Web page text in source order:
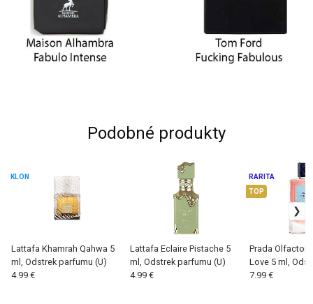
Podobné produkty
Lattafa Khamrah Qahwa 5
ml, Odstrek parfumu (U)
KLON
4.99 €
Lattafa Eclaire Pistache 5
ml, Odstrek parfumu (U)
4.99 €
Prada
Love 5 ml,
(U)
RARITA
TOP
7.99 €